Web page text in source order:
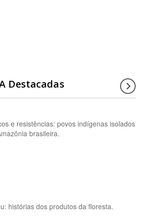
Destacadas
e resistências: povos indígenas isolados
brasileira.
histórias dos produtos da floresta.